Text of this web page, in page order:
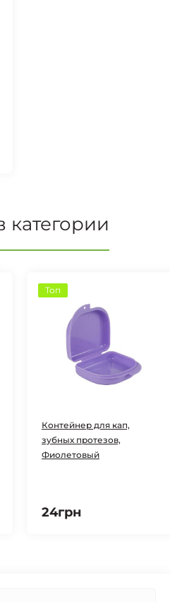
категории
Топ
Контейнер для кап,
зубных протезов,
Фиолетовый
24грн